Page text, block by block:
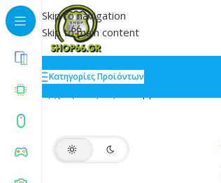
Skip to navigation
Skip to main content
Κατηγορίες Προϊόντων